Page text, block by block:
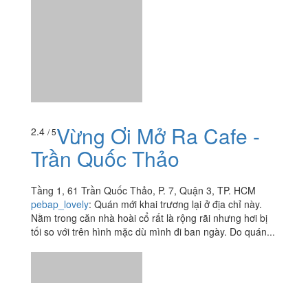
2.4/ 5 Vừng Ơi Mở Ra Cafe -
Trần Quốc Thảo
Tầng 1, 61 Trần Quốc Thảo, P. 7, Quận 3, TP. HCM